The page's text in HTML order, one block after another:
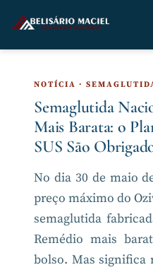
para
o
NOTÍCIA ·
Semaglutida
Mais Barata: o
SUS São
No dia 30 de maio
preço máximo do
semaglutida
Remédio mais
bolso. Mas significa